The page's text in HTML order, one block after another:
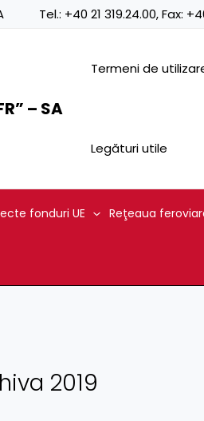
Tel.: +40 21 319.24.00, Fax:
– SA
Termeni de
Legături utile
fonduri UE Reţeaua
2019